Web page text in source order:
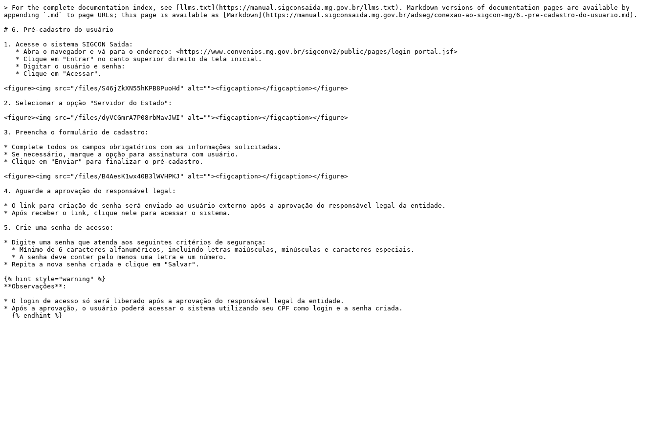
> For the complete documentation index, see [llms.txt](https://manual.sigconsaida.mg.gov.br/llms.txt). Markdown versions of documentation pages are available by
appending `.md` to page URLs; this page is available as [Markdown](https://manual.sigconsaida.mg.gov.br/adseg/conexao-ao-sigcon-mg/6.-pre-cadastro-do-usuario.md).
# 6. Pré-cadastro do usuário
1. Acesse o sistema SIGCON Saída:
<figure><img src="/files/S46jZkXN55hKPB8PuoHd" alt=""><figcaption></figcaption></figure>
2. Selecionar a opção "Servidor do Estado":
<figure><img src="/files/dyVCGmrA7P08rbMavJWI" alt=""><figcaption></figcaption></figure>
3. Preencha o formulário de cadastro:
* Complete todos os campos obrigatórios com as informações solicitadas.
* Se necessário, marque a opção para assinatura com usuário.
* Clique em "Enviar" para finalizar o pré-cadastro.
<figure><img src="/files/B4AesK1wx40B3lWVHPKJ" alt=""><figcaption></figcaption></figure>
4. Aguarde a aprovação do responsável legal:
* O link para criação de senha será enviado ao usuário externo após a aprovação do responsável legal da entidade.
* Após receber o link, clique nele para acessar o sistema.
5. Crie uma senha de acesso:
* Digite uma senha que atenda aos seguintes critérios de segurança:
* Repita a nova senha criada e clique em "Salvar".
{% hint style="warning" %}
**Observações**:
* O login de acesso só será liberado após a aprovação do responsável legal da entidade.
* Após a aprovação, o usuário poderá acessar o sistema utilizando seu CPF como login e a senha criada.